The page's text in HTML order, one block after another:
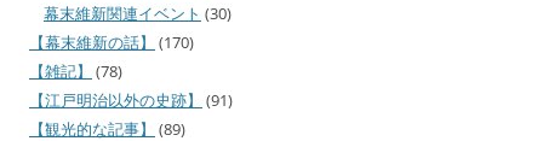
幕末維新関連イベント (30)
【幕末維新の話】
(170)
【雑記】
(78)
【江戸明治以外の史跡】
(91)
【観光的な記事】
(89)